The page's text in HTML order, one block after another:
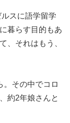
スに語学留学
暮らす目的もあ
、それはもう、
。その中でコロ
約2年娘さんと